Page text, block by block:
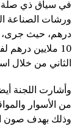
درهم، حيث جرى،
الثاني من خلال استفادة 105 صناع تقليديين
وأشارت اللجنة
من الأسوار
وذلك بهدف صون